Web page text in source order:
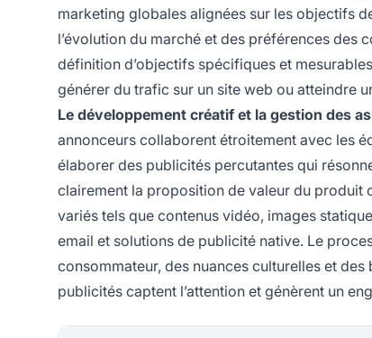
marketing globales alignées sur les objectifs
l’évolution du marché et des préférences des
définition d’objectifs spécifiques et
générer du trafic sur un site web ou atteindre
Le développement créatif et la gestion des
annonceurs collaborent étroitement avec les
élaborer des publicités percutantes qui
clairement la proposition de valeur du produit
variés tels que contenus vidéo, images
email et solutions de publicité native. Le
consommateur, des nuances culturelles et
publicités captent l’attention et génèrent un